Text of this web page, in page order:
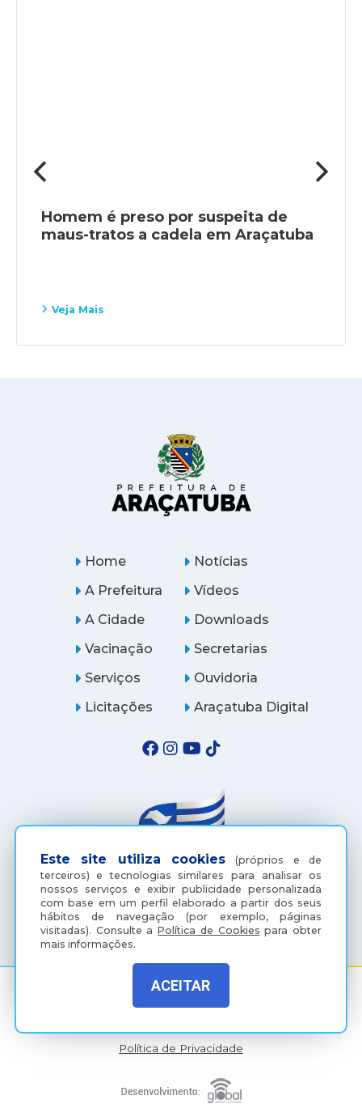
Homem é preso por suspeita de
maus-tratos a cadela em Araçatuba
Veja Mais
Este site utiliza cookies (próprios e de
terceiros) e tecnologias similares para analisar os
nossos serviços e exibir publicidade personalizada
com base em um perfil elaborado a partir dos seus
hábitos de navegação (por exemplo, páginas
visitadas). Consulte aPolítica de Cookies para obter
mais informações.
ACEITAR
Home
A Prefeitura
A Cidade
Notícias
Vídeos
Downloads
Vacinação
Serviços
Licitações
Secretarias
Ouvidoria
Araçatuba Digital
(18) 3607-6500
16015-920
Política de Privacidade